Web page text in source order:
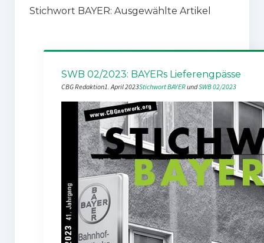
Stichwort BAYER: Ausgewählte Artikel
SWB 02/2023: BAYERs Lieferengpässe
CBG Redaktion1. April 2023Stichwort BAYER und SWB 02/2023